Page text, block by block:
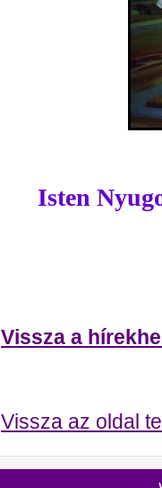
Isten
Vissza a
Vissza az oldal